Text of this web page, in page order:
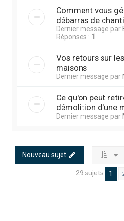
Comment vous
débarras de
Dernier message par
Réponses : 1
Vos retours sur
maisons
Dernier message par
Ce qu'on peut
démolition d'une
Dernier message par
Nouveau sujet
29 sujets 1